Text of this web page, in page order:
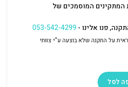
המתקינים המוסמכים של
פנו אלינו -053-542-4299
על התקנה שלא בוצעה ע"י צוותי
לסל